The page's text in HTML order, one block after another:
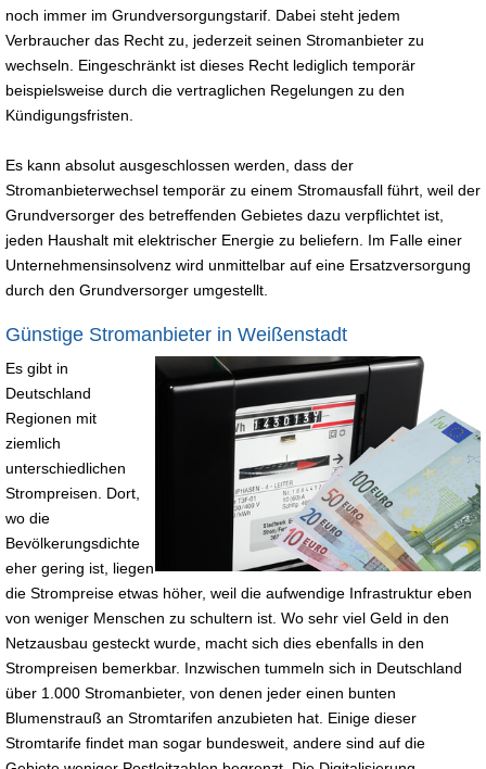
noch immer im Grundversorgungstarif. Dabei steht jedem
Verbraucher das Recht zu, jederzeit seinen Stromanbieter zu
wechseln. Eingeschränkt ist dieses Recht lediglich temporär
beispielsweise durch die vertraglichen Regelungen zu den
Kündigungsfristen.
Es kann absolut ausgeschlossen werden, dass der
Stromanbieterwechsel temporär zu einem Stromausfall führt, weil der
Grundversorger des betreffenden Gebietes dazu verpflichtet ist,
jeden Haushalt mit elektrischer Energie zu beliefern. Im Falle einer
Unternehmensinsolvenz wird unmittelbar auf eine Ersatzversorgung
durch den Grundversorger umgestellt.
Günstige Stromanbieter in Weißenstadt
Es gibt in
Deutschland
Regionen mit
ziemlich
unterschiedlichen
Strompreisen. Dort,
wo die
Bevölkerungsdichte
eher gering ist, liegen
die Strompreise etwas höher, weil die aufwendige Infrastruktur eben
von weniger Menschen zu schultern ist. Wo sehr viel Geld in den
Netzausbau gesteckt wurde, macht sich dies ebenfalls in den
Strompreisen bemerkbar. Inzwischen tummeln sich in Deutschland
über 1.000 Stromanbieter, von denen jeder einen bunten
Blumenstrauß an Stromtarifen anzubieten hat. Einige dieser
Stromtarife findet man sogar bundesweit, andere sind auf die